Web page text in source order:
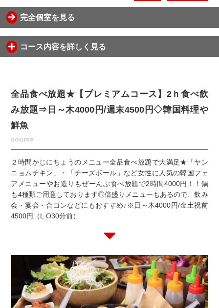
完全個室を見る
コース内容を詳しく見る
全品食べ放題★【プレミアムコース】2ｈ食べ飲
み放題⇒日～木4000円/週末4500円◇韓国料理や
鮮魚
course
２時間かじにちょうのメニュー全品食べ放題で大満足★「ヤン
ニョムチキン」・「チーズボール」など女性に人気の韓国フェ
アメニューやお造りもぜーんぶ食べ放題で2時間4000円！！鍋
も4種類ご用意しております◎倍盛りメニューもあるので、飲み
会・宴会・合コンなどにもおすすめ♪※日～木4000円/金土祝前
4500円（L.O30分前）